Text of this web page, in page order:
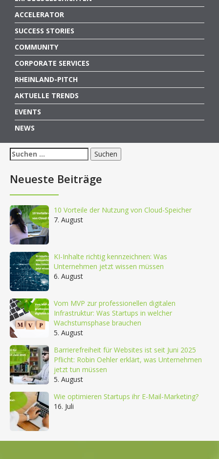
ACCELERATOR
SUCCESS STORIES
COMMUNITY
CORPORATE SERVICES
RHEINLAND-PITCH
AKTUELLE TRENDS
EVENTS
NEWS
Suchen
nach:
Neueste Beiträge
10 Vorteile der Nutzung von Cloud-Speicher
7. August
KI-Inhalte richtig kennzeichnen: Was
Unternehmen jetzt wissen müssen
6. August
Vom MVP zur professionellen digitalen
Infrastruktur: Was Startups in welcher
Wachstumsphase brauchen
5. August
Barrierefreiheit für Websites ist seit Juni 2025
Pflicht: Robin Oehler erklärt, was Unternehmen
jetzt tun müssen
5. August
Wie optimieren Startups ihr E-Mail-Marketing?
16. Juli